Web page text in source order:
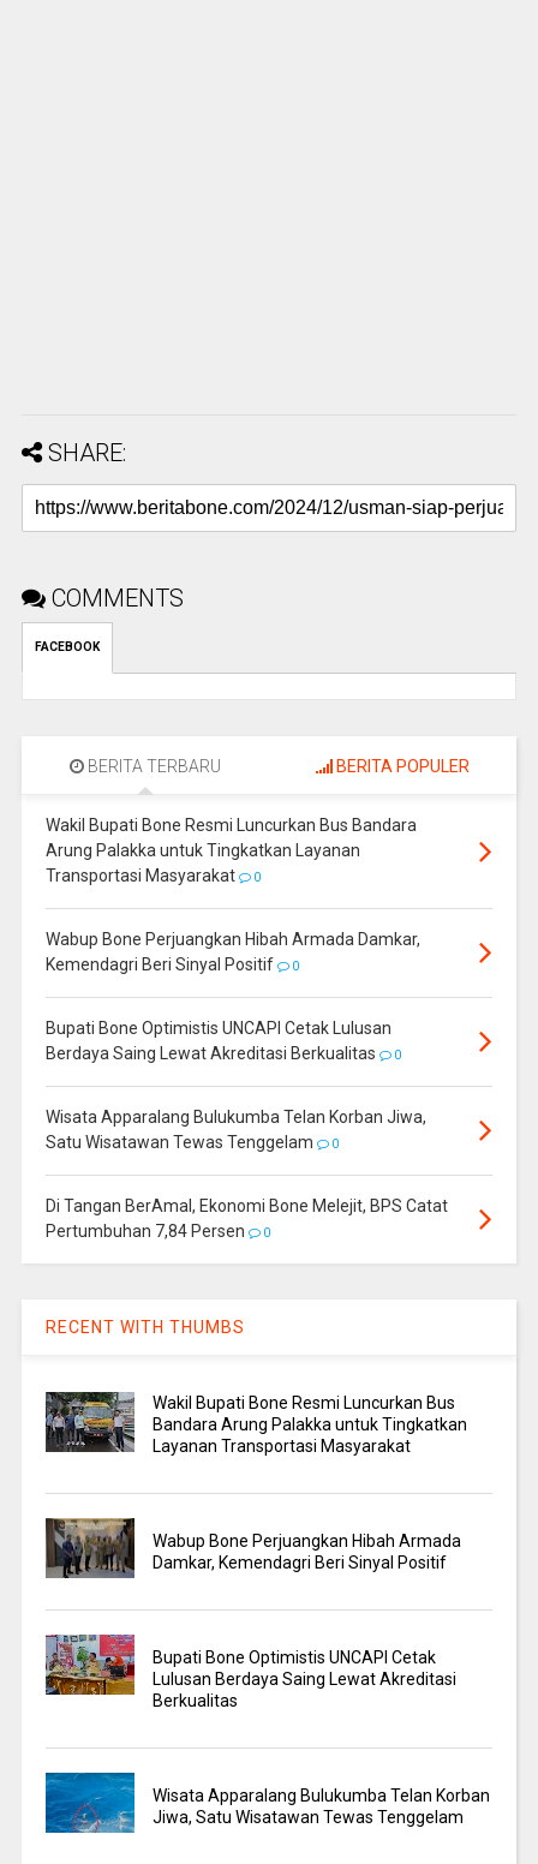
SHARE:
COMMENTS
FACEBOOK
BERITA TERBARU BERITA POPULER
Wakil Bupati Bone Resmi Luncurkan Bus Bandara
Arung Palakka untuk Tingkatkan Layanan
Transportasi Masyarakat
0
Wabup Bone Perjuangkan Hibah Armada Damkar,
Kemendagri Beri Sinyal Positif
0
Bupati Bone Optimistis UNCAPI Cetak Lulusan
Berdaya Saing Lewat Akreditasi Berkualitas
0
Wisata Apparalang Bulukumba Telan Korban Jiwa,
Satu Wisatawan Tewas Tenggelam
0
Di Tangan BerAmal, Ekonomi Bone Melejit, BPS Catat
Pertumbuhan 7,84 Persen
0
RECENT WITH THUMBS
Wakil Bupati Bone Resmi Luncurkan Bus
Bandara Arung Palakka untuk Tingkatkan
Layanan Transportasi Masyarakat
Wabup Bone Perjuangkan Hibah Armada
Damkar, Kemendagri Beri Sinyal Positif
Bupati Bone Optimistis UNCAPI Cetak
Lulusan Berdaya Saing Lewat Akreditasi
Berkualitas
Wisata Apparalang Bulukumba Telan Korban
Jiwa, Satu Wisatawan Tewas Tenggelam